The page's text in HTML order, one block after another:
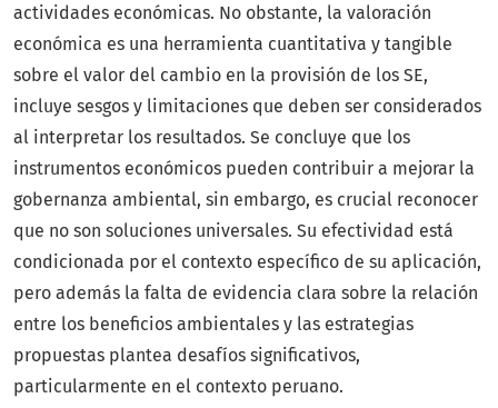
actividades económicas. No obstante, la valoración
económica es una herramienta cuantitativa y tangible
sobre el valor del cambio en la provisión de los SE,
incluye sesgos y limitaciones que deben ser considerados
al interpretar los resultados. Se concluye que los
instrumentos económicos pueden contribuir a mejorar la
gobernanza ambiental, sin embargo, es crucial reconocer
que no son soluciones universales. Su efectividad está
condicionada por el contexto específico de su aplicación,
pero además la falta de evidencia clara sobre la relación
entre los beneficios ambientales y las estrategias
propuestas plantea desafíos significativos,
particularmente en el contexto peruano.